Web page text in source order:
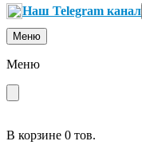
Наш Telegram канал
Меню
Меню
В корзине 0 тов.